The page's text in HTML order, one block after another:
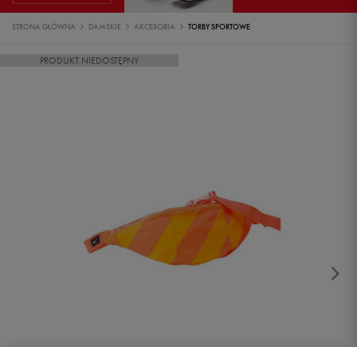
STRONA GŁÓWNA DAMSKIE AKCESORIA TORBY SPORTOWE
PRODUKT NIEDOSTĘPNY